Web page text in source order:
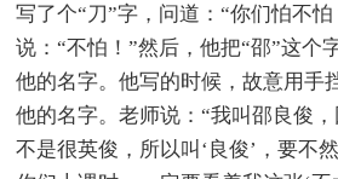
写了个“刀”字，问道：“你们怕不
说：“不怕！”然后，他把“邵”这个
他的名字。他写的时候，故意用手
他的名字。老师说：“我叫邵良俊
不是很英俊，所以叫‘良俊’，要不